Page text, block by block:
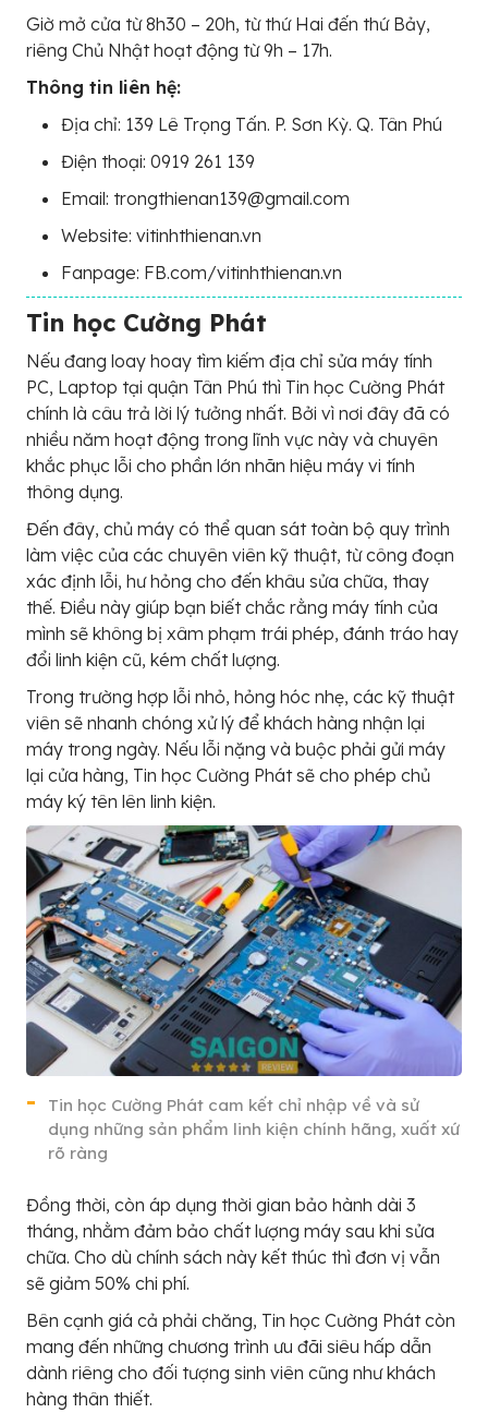
Giờ mở cửa từ 8h30 – 20h, từ thứ Hai đến thứ Bảy,
riêng Chủ Nhật hoạt động từ 9h – 17h.
Thông tin liên hệ:
Địa chỉ: 139 Lê Trọng Tấn. P. Sơn Kỳ. Q. Tân Phú
Điện thoại: 0919 261 139
Email: trongthienan139@gmail.com
Website: vitinhthienan.vn
Fanpage: FB.com/vitinhthienan.vn
Tin học Cường Phát
Nếu đang loay hoay tìm kiếm địa chỉ sửa máy tính
PC, Laptop tại quận Tân Phú thì Tin học Cường Phát
chính là câu trả lời lý tưởng nhất. Bởi vì nơi đây đã có
nhiều năm hoạt động trong lĩnh vực này và chuyên
khắc phục lỗi cho phần lớn nhãn hiệu máy vi tính
thông dụng.
Đến đây, chủ máy có thể quan sát toàn bộ quy trình
làm việc của các chuyên viên kỹ thuật, từ công đoạn
xác định lỗi, hư hỏng cho đến khâu sửa chữa, thay
thế. Điều này giúp bạn biết chắc rằng máy tính của
mình sẽ không bị xâm phạm trái phép, đánh tráo hay
đổi linh kiện cũ, kém chất lượng.
Trong trường hợp lỗi nhỏ, hỏng hóc nhẹ, các kỹ thuật
viên sẽ nhanh chóng xử lý để khách hàng nhận lại
máy trong ngày. Nếu lỗi nặng và buộc phải gửi máy
lại cửa hàng, Tin học Cường Phát sẽ cho phép chủ
máy ký tên lên linh kiện.
Tin học Cường Phát cam kết chỉ nhập về và sử
dụng những sản phẩm linh kiện chính hãng, xuất xứ
rõ ràng
Đồng thời, còn áp dụng thời gian bảo hành dài 3
tháng, nhằm đảm bảo chất lượng máy sau khi sửa
chữa. Cho dù chính sách này kết thúc thì đơn vị vẫn
sẽ giảm 50% chi phí.
Bên cạnh giá cả phải chăng, Tin học Cường Phát còn
mang đến những chương trình ưu đãi siêu hấp dẫn
dành riêng cho đối tượng sinh viên cũng như khách
hàng thân thiết.